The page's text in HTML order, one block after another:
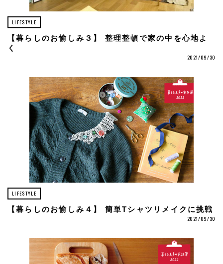
LIFESTYLE
【暮らしのお愉しみ３】 整理整頓で家の中を心地よ
く
2021/09/30
LIFESTYLE
【暮らしのお愉しみ４】 簡単Tシャツリメイクに挑戦
2021/09/30